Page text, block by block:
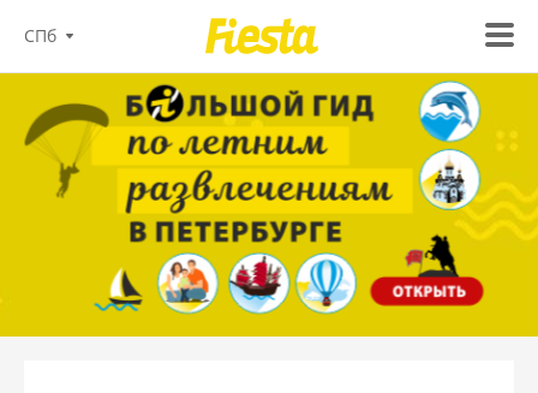
СПб